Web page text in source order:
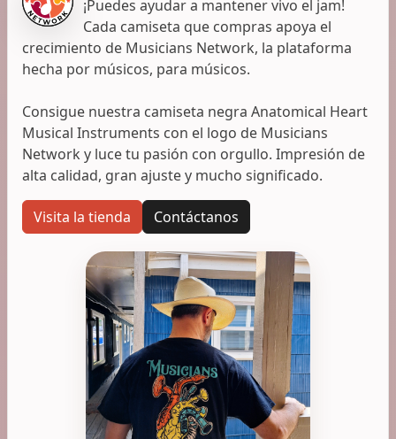
¡Puedes ayudar a mantener vivo el jam!
Cada camiseta que compras apoya el
crecimiento de Musicians Network, la plataforma
hecha por músicos, para músicos.
Consigue nuestra camiseta negra Anatomical Heart
Musical Instruments con el logo de Musicians
Network y luce tu pasión con orgullo. Impresión de
alta calidad, gran ajuste y mucho significado.
Visita la tienda Contáctanos